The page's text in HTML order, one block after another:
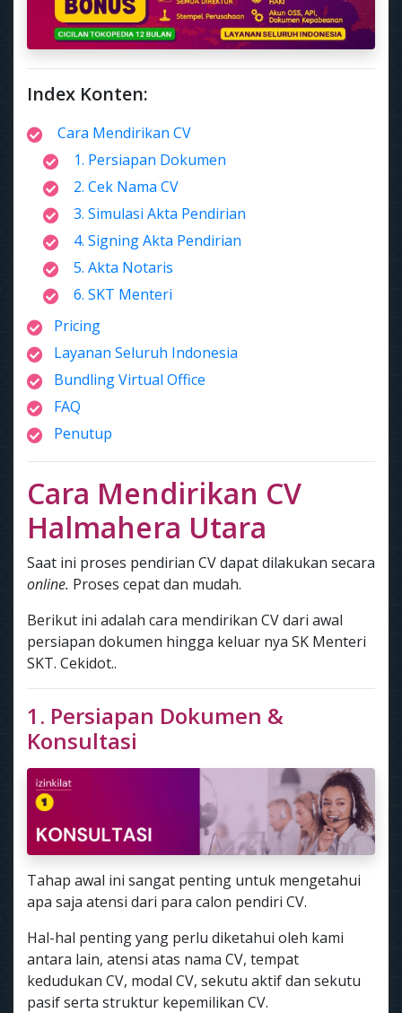
Index Konten:
Cara Mendirikan CV
1. Persiapan Dokumen
2. Cek Nama CV
3. Simulasi Akta Pendirian
4. Signing Akta Pendirian
5. Akta Notaris
6. SKT Menteri
Pricing
Layanan Seluruh Indonesia
Bundling Virtual Office
FAQ
Penutup
Cara Mendirikan CV
Halmahera Utara
Saat ini proses pendirian CV dapat dilakukan secara
online. Proses cepat dan mudah.
Berikut ini adalah cara mendirikan CV dari awal
persiapan dokumen hingga keluar nya SK Menteri
SKT. Cekidot..
1. Persiapan Dokumen &
Konsultasi
Tahap awal ini sangat penting untuk mengetahui
apa saja atensi dari para calon pendiri CV.
Hal-hal penting yang perlu diketahui oleh kami
antara lain, atensi atas nama CV, tempat
kedudukan CV, modal CV, sekutu aktif dan sekutu
pasif serta struktur kepemilikan CV.